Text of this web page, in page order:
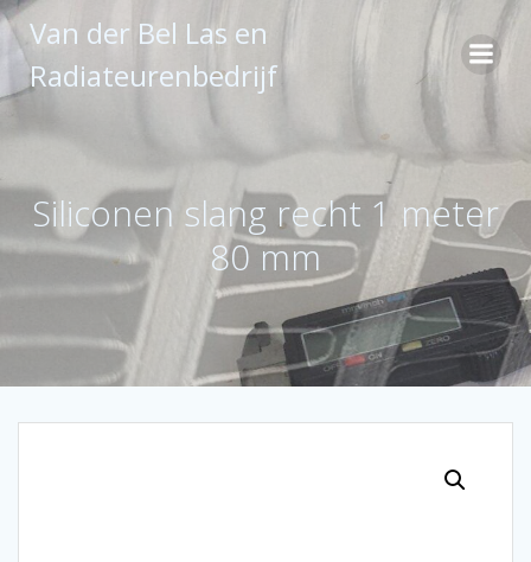
Ga
naar
inhoud
Van der Bel Las en
Radiateurenbedrijf
Siliconen slang recht 1 meter
80 mm